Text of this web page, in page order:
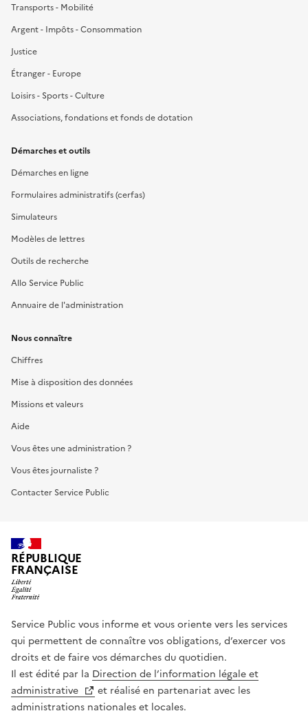
Transports - Mobilité
Argent - Impôts - Consommation
Justice
Étranger - Europe
Loisirs - Sports - Culture
Associations, fondations et fonds de dotation
Démarches et outils
Démarches en ligne
Formulaires administratifs (cerfas)
Simulateurs
Modèles de lettres
Outils de recherche
Allo Service Public
Annuaire de l'administration
Nous connaître
Chiffres
Mise à disposition des données
Missions et valeurs
Aide
Vous êtes une administration ?
Vous êtes journaliste ?
Contacter Service Public
RÉPUBLIQUE
FRANÇAISE
Service Public vous informe et vous oriente vers les services
qui permettent de connaître vos obligations, d’exercer vos
droits et de faire vos démarches du quotidien.
Il est édité par la Direction de l’information légale et
administrative
et réalisé en partenariat avec les
administrations nationales et locales.